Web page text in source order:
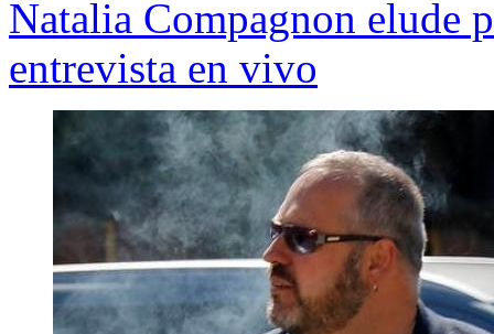
Natalia Compagnon elude
entrevista en vivo